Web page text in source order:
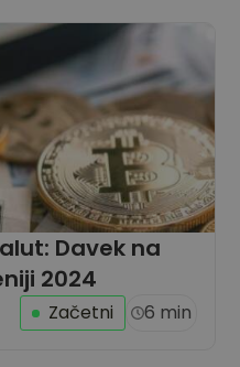
učinkovitost
Davek na
2024
Začetni 6 min